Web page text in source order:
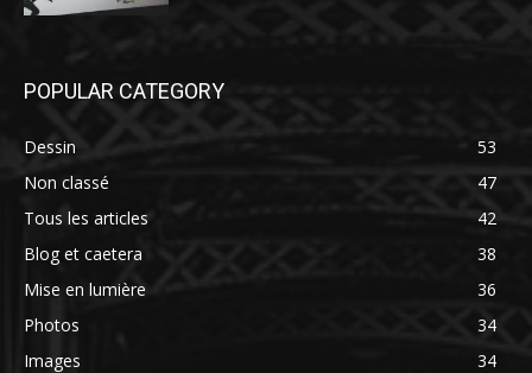
POPULAR CATEGORY
Dessin
53
Non classé
47
Tous les articles
42
Blog et caetera
38
Mise en lumière
36
Photos
34
Images
34